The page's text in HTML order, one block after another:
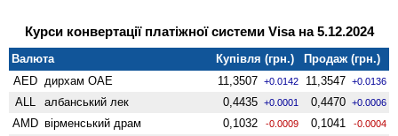
Курси конвертації платіжної системи Visa на 5.12.2024
Валюта Купівля (грн.)
Продаж (грн.)
AED дирхам ОАЕ 11,3507 +0.0142 11,3547 +0.0136
ALL албанський лек 0,4435 +0.0001 0,4470 +0.0006
AMD вiрменський драм 0,1032 -0.0009 0,1041 -0.0004